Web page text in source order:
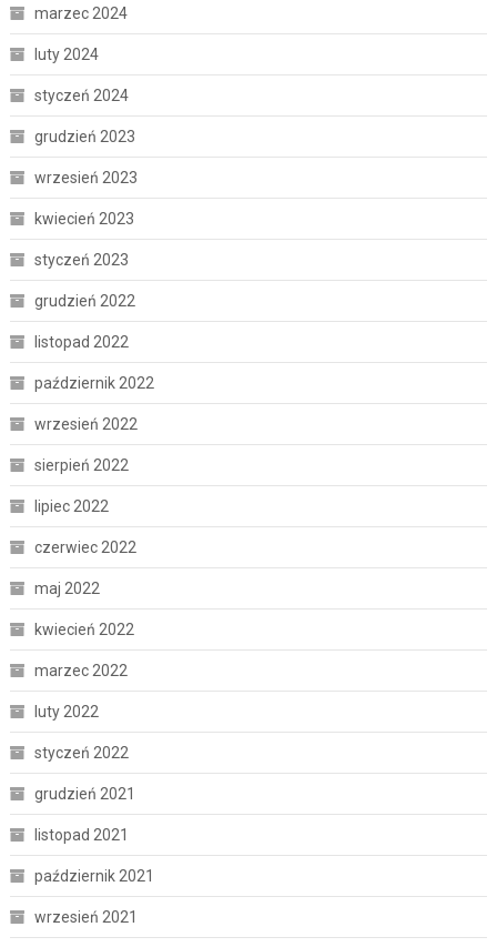
marzec 2024
luty 2024
styczeń 2024
grudzień 2023
wrzesień 2023
kwiecień 2023
styczeń 2023
grudzień 2022
listopad 2022
październik 2022
wrzesień 2022
sierpień 2022
lipiec 2022
czerwiec 2022
maj 2022
kwiecień 2022
marzec 2022
luty 2022
styczeń 2022
grudzień 2021
listopad 2021
październik 2021
wrzesień 2021